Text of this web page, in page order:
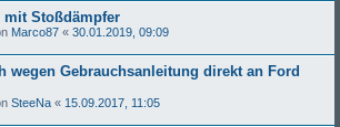
mit Stoßdämpfer
Marco87 « 30.01.2019, 09:09
wegen Gebrauchsanleitung direkt an Ford
SteeNa « 15.09.2017, 11:05